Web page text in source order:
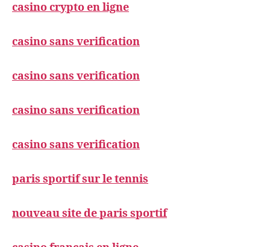
casino crypto en ligne
casino sans verification
casino sans verification
casino sans verification
casino sans verification
paris sportif sur le tennis
nouveau site de paris sportif